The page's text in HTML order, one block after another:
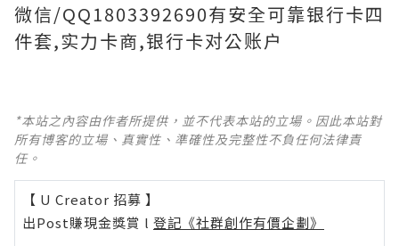
微信/QQ1803392690有安全可靠银行卡四
件套,实力卡商,银行卡对公账户
*本站之內容由作者所提供，並不代表本站的立場。因此本站對
所有博客的立場、真實性、準確性及完整性不負任何法律責
任。
【 U Creator 招募 】
出Post賺現金獎賞 l 登記《社群創作有價企劃》